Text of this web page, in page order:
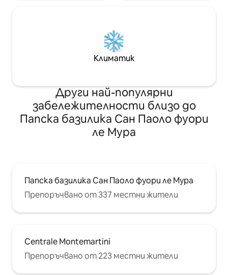
Климатик
Други най-популярни
забележителности близо до
Папска базилика Сан Паоло фуори
ле Мура
Папска базилика Сан Паоло фуори ле Мура
Препоръчвано от 337 местни жители
Centrale Montemartini
Препоръчвано от 223 местни жители